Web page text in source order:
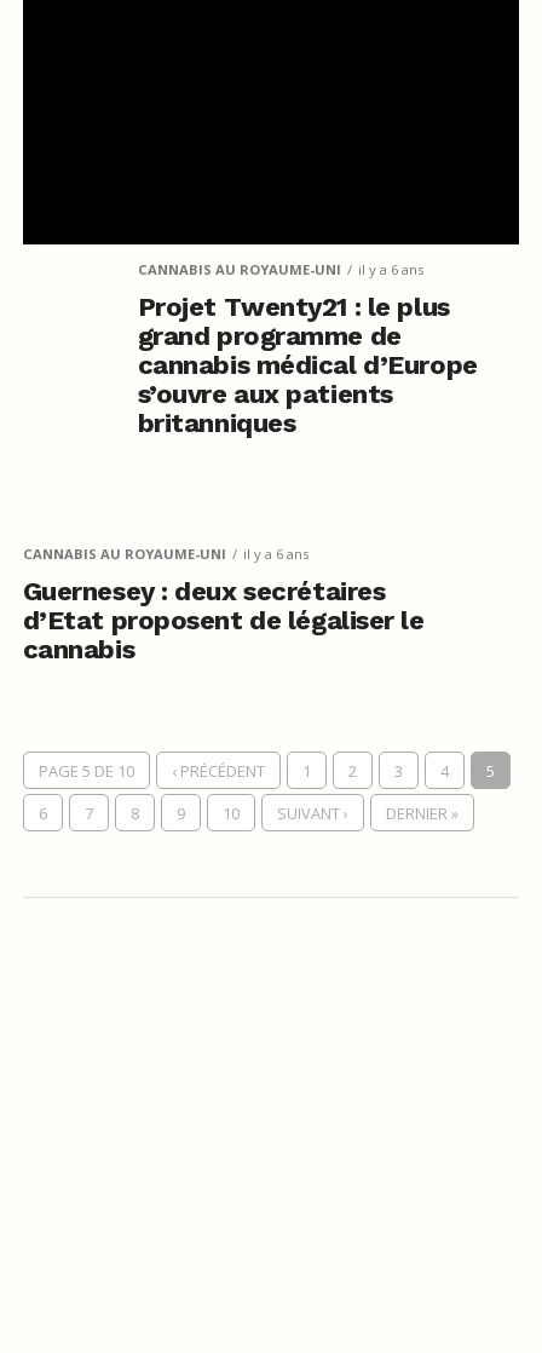
CANNABIS AU ROYAUME-UNI il y a 6 ans
Projet Twenty21 : le plus
grand programme de
cannabis médical d’Europe
s’ouvre aux patients
britanniques
CANNABIS AU ROYAUME-UNI il y a 6 ans
Guernesey : deux secrétaires
d’Etat proposent de légaliser le
cannabis
PAGE 5 DE 10 ‹ PRÉCÉDENT 1 2 3 4
5
6
7 8 9 10 SUIVANT › DERNIER »